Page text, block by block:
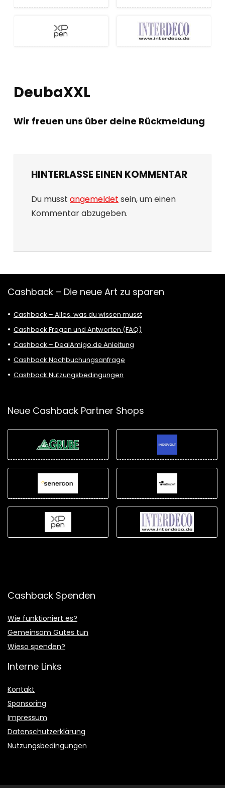
DeubaXXL
Wir freuen uns über deine Rückmeldung
HINTERLASSE EINEN KOMMENTAR
Du musst angemeldet sein, um einen
Kommentar abzugeben.
Cashback – Die neue Art zu sparen
Cashback – Alles, was du wissen musst
Cashback Fragen und Antworten (FAQ)
Cashback – DealAmigo.de Anleitung
Cashback Nachbuchungsanfrage
Cashback Nutzungsbedingungen
Neue Cashback Partner Shops
Cashback Spenden
Wie funktioniert es?
Gemeinsam Gutes tun
Wieso spenden?
Interne Links
Kontakt
Sponsoring
Impressum
Datenschutzerklärung
Nutzungsbedingungen